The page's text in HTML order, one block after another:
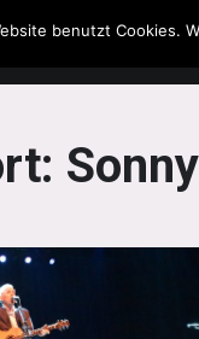
Men
benutzt Cookies.